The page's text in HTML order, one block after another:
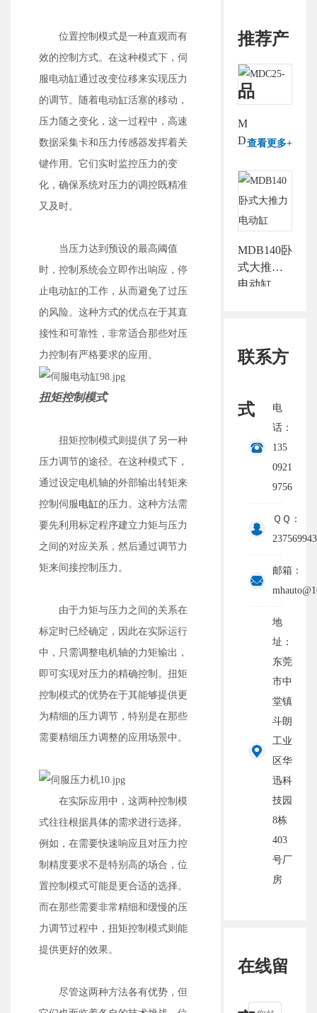
位置控制模式是一种直观而有
效的控制方式。在这种模式下，伺
服电动缸通过改变位移来实现压力
的调节。随着电动缸活塞的移动，
压力随之变化，这一过程中，高速
数据采集卡和压力传感器发挥着关
键作用。它们实时监控压力的变
化，确保系统对压力的调控既精准
又及时。
当压力达到预设的最高阈值
时，控制系统会立即作出响应，停
止电动缸的工作，从而避免了过压
的风险。这种方式的优点在于其直
接性和可靠性，非常适合那些对压
力控制有严格要求的应用。
扭矩控制模式
扭矩控制模式则提供了另一种
压力调节的途径。在这种模式下，
通过设定电机轴的外部输出转矩来
控制伺服电缸的压力。这种方法需
要先利用标定程序建立力矩与压力
之间的对应关系，然后通过调节力
矩来间接控制压力。
由于力矩与压力之间的关系在
标定时已经确定，因此在实际运行
中，只需调整电机轴的力矩输出，
即可实现对压力的精确控制。扭矩
控制模式的优势在于其能够提供更
为精细的压力调节，特别是在那些
需要精细压力调整的应用场景中。
在实际应用中，这两种控制模
式往往根据具体的需求进行选择。
例如，在需要快速响应且对压力控
制精度要求不是特别高的场合，位
置控制模式可能是更合适的选择。
而在那些需要非常精细和缓慢的压
力调节过程中，扭矩控制模式则能
提供更好的效果。
尽管这两种方法各有优势，但
推荐产
品
查看更多+
MDC25-
D
MDB140卧
式大推力
电动缸
联系方
式
电
话：
135
0921
9756
ＱＱ：
邮箱：
地
址：
东莞
市中
堂镇
斗朗
工业
区华
迅科
技园
8栋
403
号厂
房
在线留